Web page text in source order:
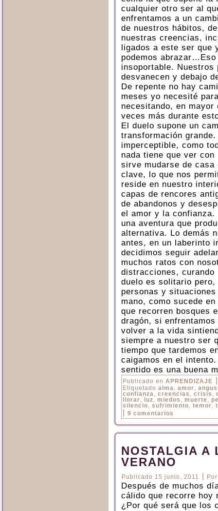
cualquier otro ser al
enfrentamos a un
de nuestros hábitos,
nuestras creencias,
ligados a este ser que
podemos
insoportable.
desvanecen y debajo
De repente no hay
meses yo necesité
necesitando, en
veces más durante
El duelo supone un
transformación
imperceptible, como
nada tiene que ver
sirve mudarse de
clave, lo que nos
reside en nuestro
capas de rencores
de abandonos y
el amor y la
una aventura que
alternativa. Lo demás
antes, en un laberinto
decidimos seguir
muchos ratos con
distracciones,
duelo es solitario
personas y
mano, como sucede
que recorren bosques
dragón, si
volver a la vida
siempre a nuestro ser
tiempo que tardemos
caigamos en el
sentido es una buena
Publicado en APRENDIZAJE
Etiquetado alma, amor,
confianza, creencias , crisis ,
llorar, luz, miedos , muerte,
silencio, sufrimiento, temor,
9 comentarios
NOSTALGIA A
VERANO
Publicado 15 junio, 2011 Por
Después de muchos
cálido que recorre hoy
¿Por qué será que los